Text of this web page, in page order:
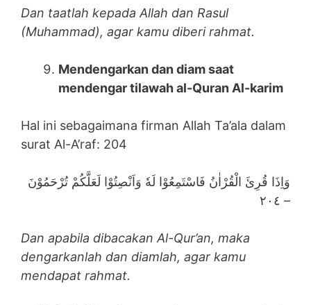
Dan taatlah kepada Allah dan Rasul
(Muhammad), agar kamu diberi rahmat.
Mendengarkan dan diam saat
mendengar tilawah al-Quran Al-karim
Hal ini sebagaimana firman Allah Ta’ala dalam
surat Al-A’raf: 204
وَاِذَا قُرِئَ الْقُرْاٰنُ فَاسْتَمِعُوْا لَهٗ وَاَنْصِتُوْا لَعَلَّكُمْ تُرْحَمُوْنَ
– ٢٠٤
Dan apabila dibacakan Al-Qur’an, maka
dengarkanlah dan diamlah, agar kamu
mendapat rahmat.